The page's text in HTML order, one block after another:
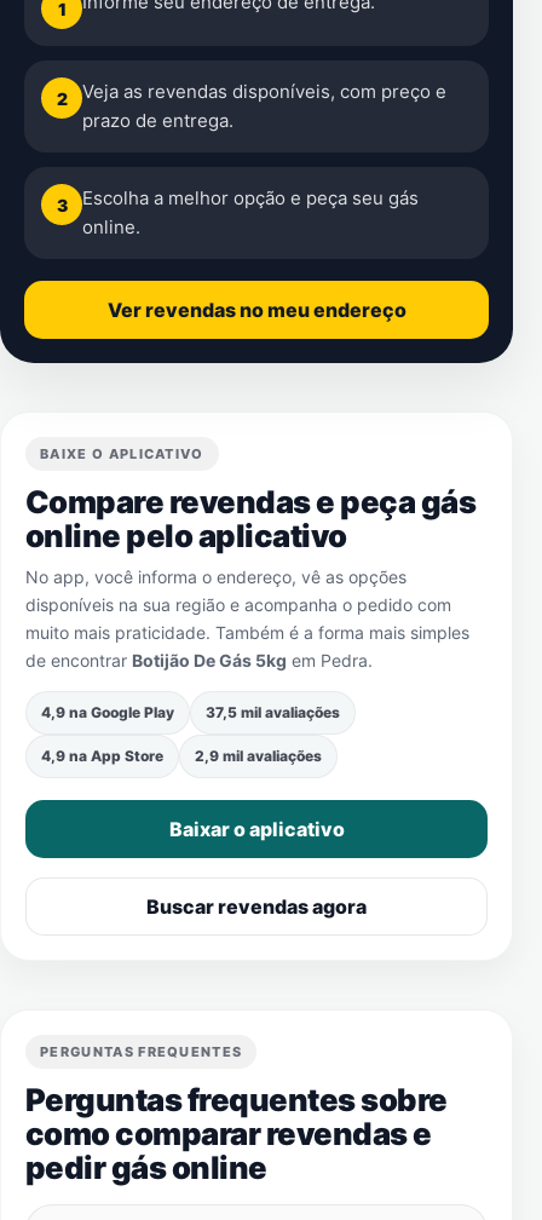
1
2
Veja as revendas disponíveis, com preço e
prazo de entrega.
3
Escolha a melhor opção e peça seu gás
online.
Ver revendas no meu endereço
BAIXE O APLICATIVO
Compare revendas e peça gás
online pelo aplicativo
No app, você informa o endereço, vê as opções
disponíveis na sua região e acompanha o pedido com
muito mais praticidade. Também é a forma mais simples
de encontrar Botijão De Gás 5kg em Pedra.
4,9 na Google Play 37,5 mil avaliações
4,9 na App Store 2,9 mil avaliações
Baixar o aplicativo
Buscar revendas agora
PERGUNTAS FREQUENTES
Perguntas frequentes sobre
como comparar revendas e
pedir gás online